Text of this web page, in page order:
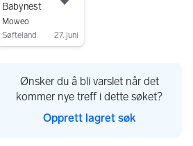
Babynest
Moweo
Søfteland
27. juni
Ønsker du å bli varslet når det
kommer nye treff i dette søket?
Opprett lagret søk